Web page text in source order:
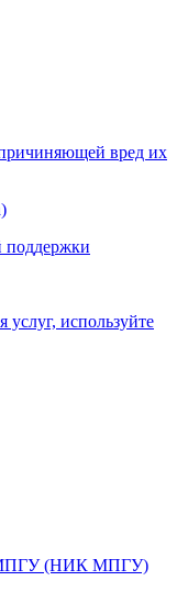
вред их
поддержки
услуг, используйте
МПГУ (НИК МПГУ)